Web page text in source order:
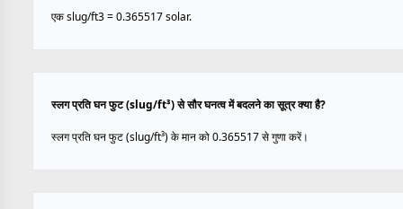
एक slug/ft3 = 0.365517 solar.
स्लग प्रति घन फुट (slug/ft³) से सौर घनत्व में बदलने का सूत्र क्या है?
स्लग प्रति घन फुट (slug/ft³) के मान को 0.365517 से गुणा करें।